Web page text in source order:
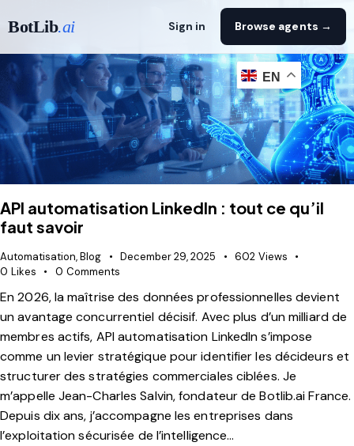
BotLib.ai Sign in Browse agents →
API automatisation LinkedIn : tout ce qu’il
faut savoir
Automatisation,Blog December 29, 2025 602 Views
0 Likes 0 Comments
En 2026, la maîtrise des données professionnelles devient
un avantage concurrentiel décisif. Avec plus d’un milliard de
membres actifs, API automatisation LinkedIn s’impose
comme un levier stratégique pour identifier les décideurs et
structurer des stratégies commerciales ciblées. Je
m’appelle Jean-Charles Salvin, fondateur de Botlib.ai France.
Depuis dix ans, j’accompagne les entreprises dans
l’exploitation sécurisée de l’intelligence…
EN